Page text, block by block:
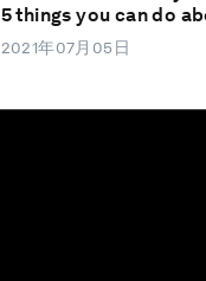
5 things you can do
2021年07月05日